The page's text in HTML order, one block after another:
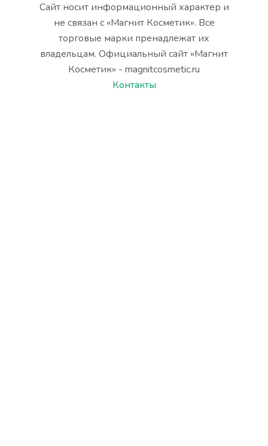
Сайт носит информационный характер и
не связан с «Магнит Косметик». Все
торговые марки пренадлежат их
владельцам. Официальный сайт «Магнит
Косметик» - magnitcosmetic.ru
Контакты